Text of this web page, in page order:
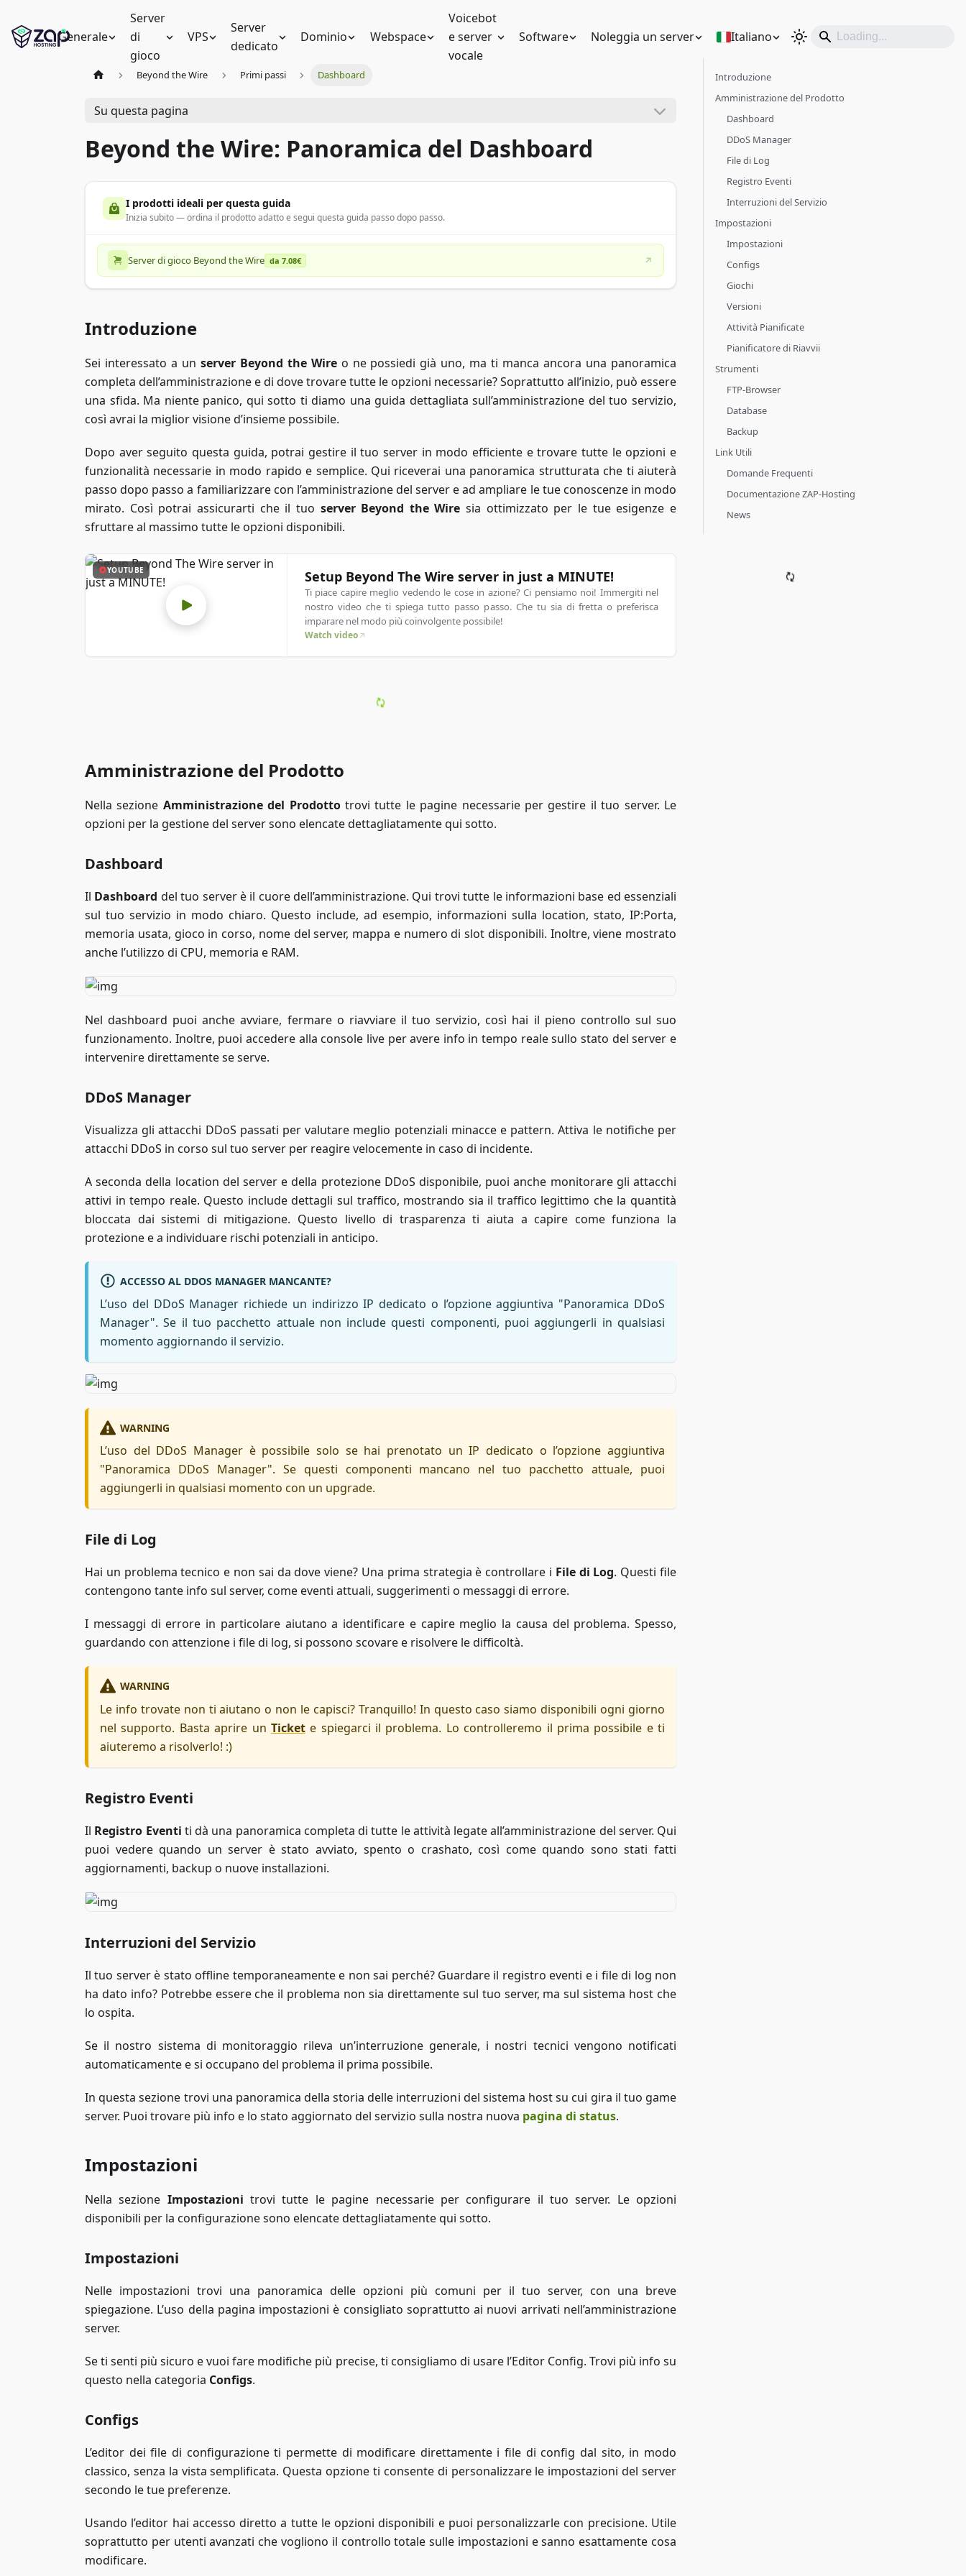
Generale
Server
di
gioco
VPS
Server
dedicato
Dominio Webspace
Voicebot
e server
vocale
Software Noleggia un server Italiano
Beyond the Wire Primi passi Dashboard
Su questa pagina
Beyond the Wire: Panoramica del Dashboard
I prodotti ideali per questa guida
Inizia subito — ordina il prodotto adatto e segui questa guida passo dopo passo.
Server di gioco Beyond the Wire da 7.08€
Introduzione
Sei interessato a un server Beyond the Wireo ne possiedi già uno, ma ti manca ancora una panoramica
completa dell’amministrazione e di dove trovare tutte le opzioni necessarie? Soprattutto all’inizio, può essere
una sfida. Ma niente panico, qui sotto ti diamo una guida dettagliata sull’amministrazione del tuo servizio,
così avrai la miglior visione d’insieme possibile.
Dopo aver seguito questa guida, potrai gestire il tuo server in modo efficiente e trovare tutte le opzioni e
funzionalità necessarie in modo rapido e semplice. Qui riceverai una panoramica strutturata che ti aiuterà
passo dopo passo a familiarizzare con l’amministrazione del server e ad ampliare le tue conoscenze in modo
mirato. Così potrai assicurarti che il tuo server Beyond the Wire sia ottimizzato per le tue esigenze e
sfruttare al massimo tutte le opzioni disponibili.
YOUTUBE Setup Beyond The Wire server in just a MINUTE!
Ti piace capire meglio vedendo le cose in azione? Ci pensiamo noi! Immergiti nel
nostro video che ti spiega tutto passo passo. Che tu sia di fretta o preferisca
imparare nel modo più coinvolgente possibile!
Watch video
Amministrazione del Prodotto
Nella sezione Amministrazione del Prodottotrovi tutte le pagine necessarie per gestire il tuo server. Le
opzioni per la gestione del server sono elencate dettagliatamente qui sotto.
Dashboard
Il Dashboard del tuo server è il cuore dell’amministrazione. Qui trovi tutte le informazioni base ed essenziali
sul tuo servizio in modo chiaro. Questo include, ad esempio, informazioni sulla location, stato, IP:Porta,
memoria usata, gioco in corso, nome del server, mappa e numero di slot disponibili. Inoltre, viene mostrato
anche l’utilizzo di CPU, memoria e RAM.
Nel dashboard puoi anche avviare, fermare o riavviare il tuo servizio, così hai il pieno controllo sul suo
funzionamento. Inoltre, puoi accedere alla console live per avere info in tempo reale sullo stato del server e
intervenire direttamente se serve.
DDoS Manager
Visualizza gli attacchi DDoS passati per valutare meglio potenziali minacce e pattern. Attiva le notifiche per
attacchi DDoS in corso sul tuo server per reagire velocemente in caso di incidente.
A seconda della location del server e della protezione DDoS disponibile, puoi anche monitorare gli attacchi
attivi in tempo reale. Questo include dettagli sul traffico, mostrando sia il traffico legittimo che la quantità
bloccata dai sistemi di mitigazione. Questo livello di trasparenza ti aiuta a capire come funziona la
protezione e a individuare rischi potenziali in anticipo.
ACCESSO AL DDOS MANAGER MANCANTE?
L’uso del DDoS Manager richiede un indirizzo IP dedicato o l’opzione aggiuntiva "Panoramica DDoS
Manager". Se il tuo pacchetto attuale non include questi componenti, puoi aggiungerli in qualsiasi
momento aggiornando il servizio.
WARNING
L’uso del DDoS Manager è possibile solo se hai prenotato un IP dedicato o l’opzione aggiuntiva
"Panoramica DDoS Manager". Se questi componenti mancano nel tuo pacchetto attuale, puoi
aggiungerli in qualsiasi momento con un upgrade.
File di Log
Hai un problema tecnico e non sai da dove viene? Una prima strategia è controllare i File di Log. Questi file
contengono tante info sul server, come eventi attuali, suggerimenti o messaggi di errore.
I messaggi di errore in particolare aiutano a identificare e capire meglio la causa del problema. Spesso,
guardando con attenzione i file di log, si possono scovare e risolvere le difficoltà.
WARNING
Le info trovate non ti aiutano o non le capisci? Tranquillo! In questo caso siamo disponibili ogni giorno
nel supporto. Basta aprire un Tickete spiegarci il problema. Lo controlleremo il prima possibile e ti
aiuteremo a risolverlo! :)
Registro Eventi
Il Registro Eventi ti dà una panoramica completa di tutte le attività legate all’amministrazione del server. Qui
puoi vedere quando un server è stato avviato, spento o crashato, così come quando sono stati fatti
aggiornamenti, backup o nuove installazioni.
Interruzioni del Servizio
Il tuo server è stato offline temporaneamente e non sai perché? Guardare il registro eventi e i file di log non
ha dato info? Potrebbe essere che il problema non sia direttamente sul tuo server, ma sul sistema host che
lo ospita.
Se il nostro sistema di monitoraggio rileva un’interruzione generale, i nostri tecnici vengono notificati
automaticamente e si occupano del problema il prima possibile.
In questa sezione trovi una panoramica della storia delle interruzioni del sistema host su cui gira il tuo game
server. Puoi trovare più info e lo stato aggiornato del servizio sulla nostra nuova pagina di status.
Impostazioni
Nella sezione Impostazioni trovi tutte le pagine necessarie per configurare il tuo server. Le opzioni
disponibili per la configurazione sono elencate dettagliatamente qui sotto.
Impostazioni
Nelle impostazioni trovi una panoramica delle opzioni più comuni per il tuo server, con una breve
spiegazione. L’uso della pagina impostazioni è consigliato soprattutto ai nuovi arrivati nell’amministrazione
server.
Se ti senti più sicuro e vuoi fare modifiche più precise, ti consigliamo di usare l’Editor Config. Trovi più info su
questo nella categoria Configs.
Configs
L’editor dei file di configurazione ti permette di modificare direttamente i file di config dal sito, in modo
classico, senza la vista semplificata. Questa opzione ti consente di personalizzare le impostazioni del server
secondo le tue preferenze.
Usando l’editor hai accesso diretto a tutte le opzioni disponibili e puoi personalizzarle con precisione. Utile
soprattutto per utenti avanzati che vogliono il controllo totale sulle impostazioni e sanno esattamente cosa
modificare.
Introduzione
Amministrazione del Prodotto
Dashboard
DDoS Manager
File di Log
Registro Eventi
Interruzioni del Servizio
Impostazioni
Impostazioni
Configs
Giochi
Versioni
Attività Pianificate
Pianificatore di Riavvii
Strumenti
FTP-Browser
Database
Backup
Link Utili
Domande Frequenti
Documentazione ZAP-Hosting
News